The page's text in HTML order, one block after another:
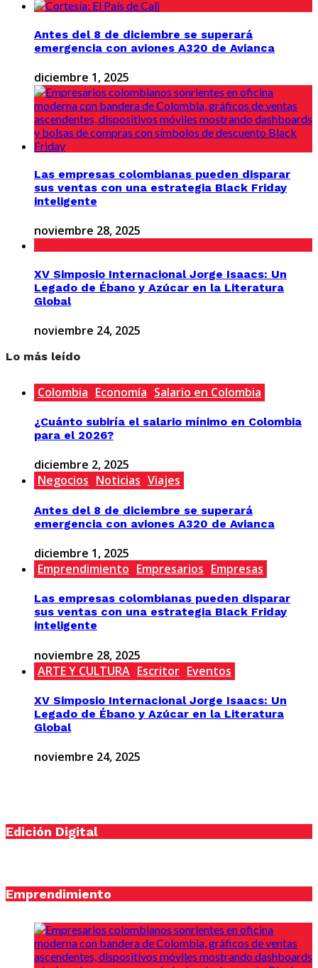
Antes del 8 de diciembre se superará
emergencia con aviones A320 de Avianca
diciembre 1, 2025
Las empresas colombianas pueden disparar
sus ventas con una estrategia Black Friday
inteligente
noviembre 28, 2025
XV Simposio Internacional Jorge Isaacs: Un
Legado de Ébano y Azúcar en la Literatura
Global
noviembre 24, 2025
Lo más leído
Colombia Economía Salario en Colombia
¿Cuánto subiría el salario mínimo en Colombia
para el 2026?
diciembre 2, 2025
Negocios Noticias Viajes
Antes del 8 de diciembre se superará
emergencia con aviones A320 de Avianca
diciembre 1, 2025
Emprendimiento Empresarios Empresas
Las empresas colombianas pueden disparar
sus ventas con una estrategia Black Friday
inteligente
noviembre 28, 2025
ARTE Y CULTURA Escritor Eventos
XV Simposio Internacional Jorge Isaacs: Un
Legado de Ébano y Azúcar en la Literatura
Global
noviembre 24, 2025
Edición Digital
Emprendimiento